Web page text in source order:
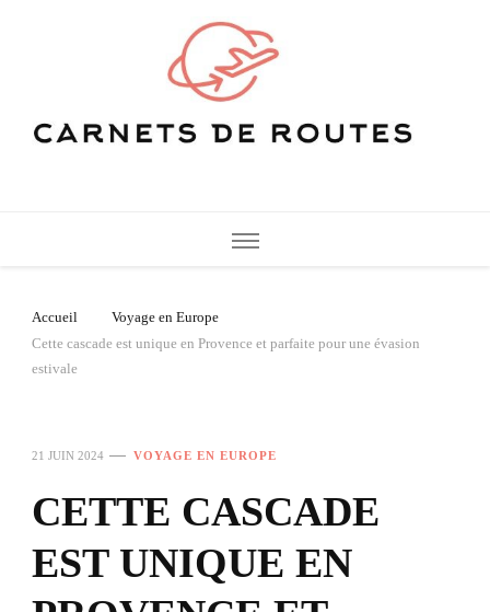
Accueil
Voyage en Europe
Cette cascade est unique en Provence et parfaite pour une évasion
estivale
21 JUIN 2024 VOYAGE EN EUROPE
CETTE CASCADE
EST UNIQUE EN